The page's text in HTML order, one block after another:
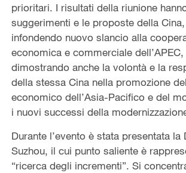
prioritari. I risultati della riunione
suggerimenti e le proposte della
infondendo nuovo slancio alla
economica e commerciale
dimostrando anche la volontà e la
della stessa Cina nella promozione
economico dell’Asia-Pacifico e del
i nuovi successi della
Durante l’evento è stata presentata la
Suzhou, il cui punto saliente è
“ricerca degli incrementi”. Si